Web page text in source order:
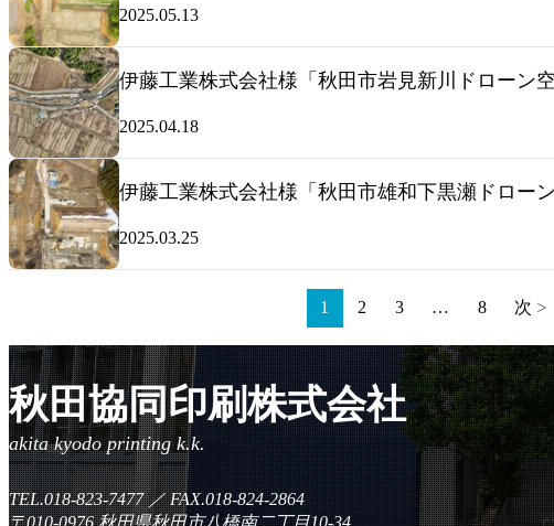
2025.05.13
伊藤工業株式会社様「秋田市岩見新川ドローン空
2025.04.18
伊藤工業株式会社様「秋田市雄和下黒瀬ドロー
2025.03.25
1 2 3 … 8 次
秋田協同印刷株式会社
TEL.018-823-7477／FAX.018-824-2864
〒010-0976秋田県秋田市八橋南二丁目10-34